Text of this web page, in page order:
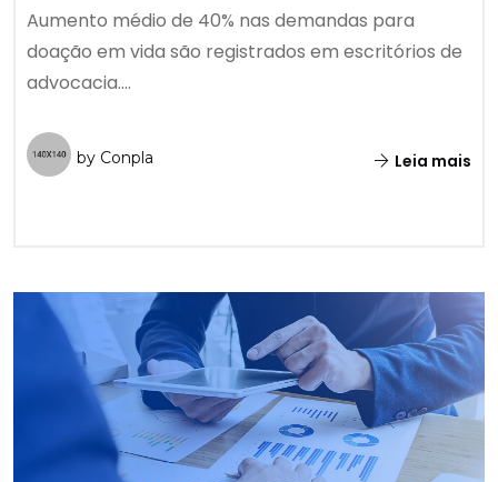
Aumento médio de 40% nas demandas para
doação em vida são registrados em escritórios de
advocacia....
by Conpla Leia mais